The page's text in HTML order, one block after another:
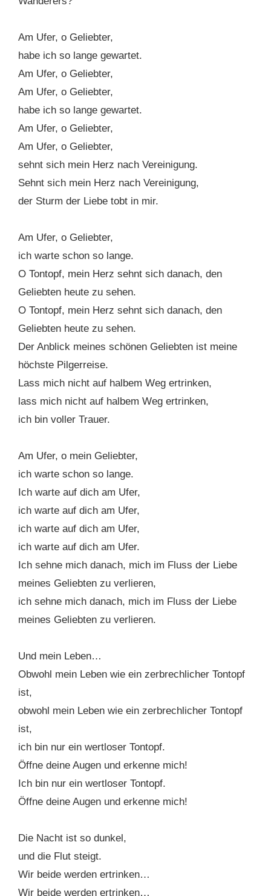
Am Ufer, o Geliebter,
habe ich so lange gewartet.
Am Ufer, o Geliebter,
Am Ufer, o Geliebter,
habe ich so lange gewartet.
Am Ufer, o Geliebter,
Am Ufer, o Geliebter,
sehnt sich mein Herz nach Vereinigung.
Sehnt sich mein Herz nach Vereinigung,
der Sturm der Liebe tobt in mir.
Am Ufer, o Geliebter,
ich warte schon so lange.
O Tontopf, mein Herz sehnt sich danach, den
Geliebten heute zu sehen.
O Tontopf, mein Herz sehnt sich danach, den
Geliebten heute zu sehen.
Der Anblick meines schönen Geliebten ist meine
höchste Pilgerreise.
Lass mich nicht auf halbem Weg ertrinken,
lass mich nicht auf halbem Weg ertrinken,
ich bin voller Trauer.
Am Ufer, o mein Geliebter,
ich warte schon so lange.
Ich warte auf dich am Ufer,
ich warte auf dich am Ufer,
ich warte auf dich am Ufer,
ich warte auf dich am Ufer.
Ich sehne mich danach, mich im Fluss der Liebe
meines Geliebten zu verlieren,
ich sehne mich danach, mich im Fluss der Liebe
meines Geliebten zu verlieren.
Und mein Leben…
Obwohl mein Leben wie ein zerbrechlicher Tontopf
ist,
obwohl mein Leben wie ein zerbrechlicher Tontopf
ist,
ich bin nur ein wertloser Tontopf.
Öffne deine Augen und erkenne mich!
Ich bin nur ein wertloser Tontopf.
Öffne deine Augen und erkenne mich!
Die Nacht ist so dunkel,
und die Flut steigt.
Wir beide werden ertrinken…
Wir beide werden ertrinken…